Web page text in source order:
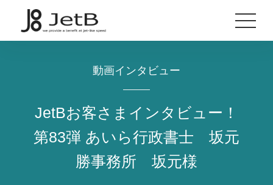
JetBお客さまインタビュー！
第83弾 あいら行政書士 坂元
勝事務所 坂元様
動画インタビュー